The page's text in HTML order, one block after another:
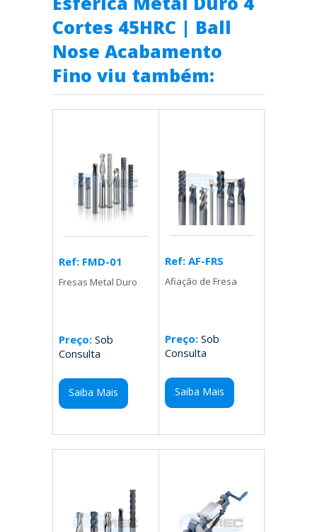
Cortes 45HRC | Ball
Nose Acabamento
Fino viu também:
Ref: FMD-01
Fresas Metal Duro
Preço: Sob
Consulta
Saiba Mais
Ref: AF-FRS
Afiação de Fresa
Preço:Sob
Consulta
Saiba Mais